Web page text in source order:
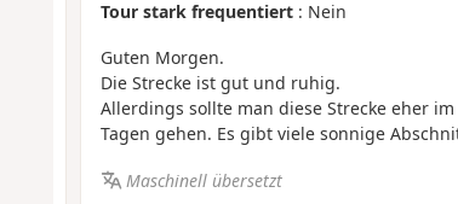
Tour stark frequentiert: Nein
Guten Morgen.
Die Strecke ist gut und ruhig.
Allerdings sollte man diese Strecke eher
Tagen gehen. Es gibt viele sonnige
Maschinell übersetzt